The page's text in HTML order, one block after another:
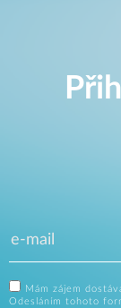
Mám zájem
Odesláním tohoto